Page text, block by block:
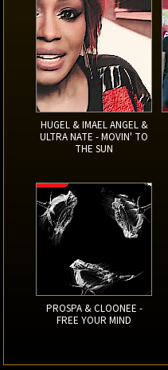
HUGEL & IMAEL ANGEL &
ULTRA NATE - MOVIN' TO
THE SUN
PROSPA & CLOONEE -
FREE YOUR MIND